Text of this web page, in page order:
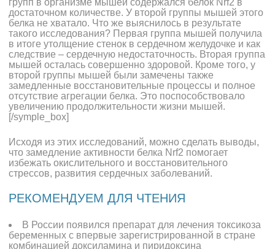
групп в организме мышей содержался белок Nrf2 в
достаточном количестве. У второй группы мышей этого
белка не хватало. Что же выяснилось в результате
такого исследования? Первая группа мышей получила
в итоге утолщение стенок в сердечном желудочке и как
следствие – сердечную недостаточность. Вторая группа
мышей осталась совершенно здоровой. Кроме того, у
второй группы мышей были замечены также
замедленные восстановительные процессы и полное
отсутствие агрегации белка. Это поспособствовало
увеличению продолжительности жизни мышей.
[/symple_box]
Исходя из этих исследований, можно сделать выводы,
что замедление активности белка Nrf2 помогает
избежать окислительного и восстановительного
стрессов, развития сердечных заболеваний.
РЕКОМЕНДУЕМ ДЛЯ ЧТЕНИЯ
В России появился препарат для лечения токсикоза
беременных с впервые зарегистрированной в стране
комбинацией доксиламина и пиридоксина